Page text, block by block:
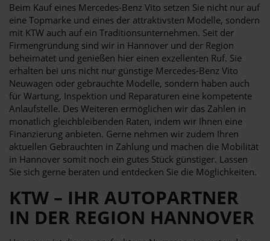
Beim Kauf eines Mercedes-Benz Vito setzen Sie nicht nur auf
eine Topmarke und eines der attraktivsten Modelle, sondern
mit KTW auch auf ein Traditionsunternehmen. Seit der
Firmengründung sind wir in Hannover und der Region
beheimatet und genießen hier einen exzellenten Ruf. Sie
erhalten bei uns nicht nur günstige Mercedes-Benz Vito
Neuwagen oder gebrauchte Modelle, sondern haben auch
für Wartung, Inspektion und Reparaturen eine kompetente
Anlaufstelle. Des Weiteren ermöglichen wir das Zahlen in
monatlich gleichbleibenden Raten, indem wir Ihnen eine
Finanzierung anbieten. Gerne nehmen wir zudem Ihren
aktuellen Gebrauchten in Zahlung und machen die Mobilität
in Hannover somit noch ein gutes Stück günstiger. Lassen
Sie sich gerne beraten und entdecken Sie die Möglichkeiten.
KTW – IHR AUTOPARTNER
IN DER REGION HANNOVER